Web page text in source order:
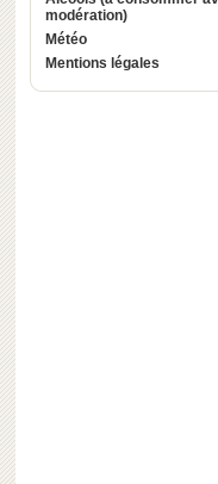
modération)
Météo
Mentions légales